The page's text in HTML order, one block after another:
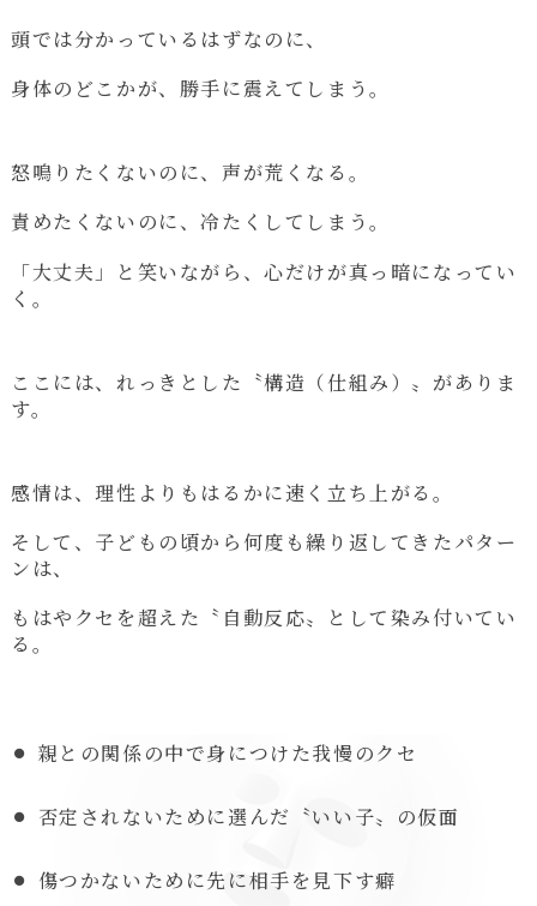
頭では分かっているはずなのに、
身体のどこかが、勝手に震えてしまう。
怒鳴りたくないのに、声が荒くなる。
責めたくないのに、冷たくしてしまう。
「大丈夫」と笑いながら、心だけが真っ暗になってい
く。
ここには、れっきとした〝構造（仕組み）〟がありま
す。
感情は、理性よりもはるかに速く立ち上がる。
そして、子どもの頃から何度も繰り返してきたパター
ンは、
もはやクセを超えた〝自動反応〟として染み付いてい
る。
親との関係の中で身につけた我慢のクセ
否定されないために選んだ〝いい子〟の仮面
傷つかないために先に相手を見下す癖